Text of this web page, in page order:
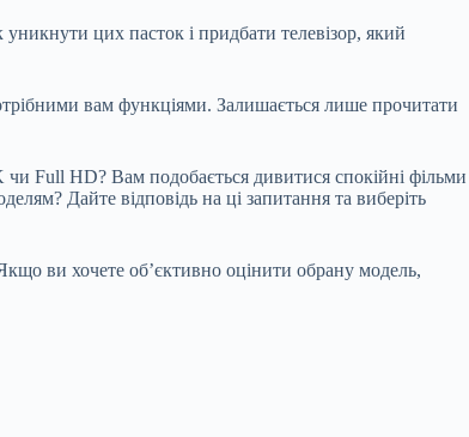
цих пасток і придбати телевізор, який
вам функціями. Залишається лише прочитати
чи Full HD? Вам подобається дивитися спокійні фільми
Дайте відповідь на ці запитання та виберіть
ви хочете об’єктивно оцінити обрану модель,